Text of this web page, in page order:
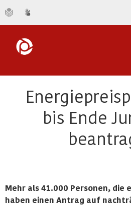
bis Ende
Mehr als 41.000 Personen, die
haben einen Antrag auf